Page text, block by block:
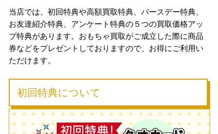
当店では、初回特典や高額買取特典、バースデー特典、
お友達紹介特典、アンケート特典の５つの買取価格アッ
プ特典があります。おもちゃ買取がご成立した際に商品
券などをプレゼントしておりますので、お得にご利用い
ただけます。
初回特典について